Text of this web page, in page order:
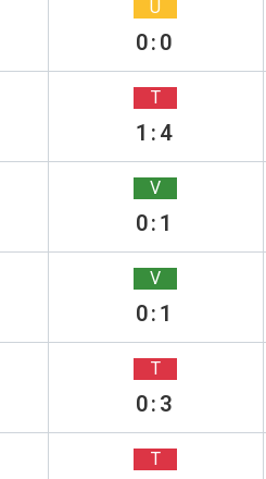
U
0:0
T
1:4
V
0:1
V
0:1
T
0:3
T